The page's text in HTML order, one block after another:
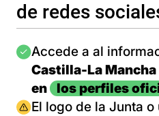
de redes
Imagen
Accede a al
Castilla-La
en
los perfiles
Imagen
El logo de la Junta o